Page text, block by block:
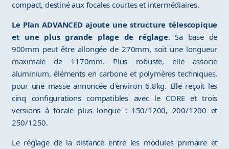
compact, destiné aux focales courtes et intermédiaires.
Le Plan ADVANCED ajoute une structure télescopique
et une plus grande plage de réglage. Sa base de
900mm peut être allongée de 270mm, soit une longueur
maximale de 1170mm. Plus robuste, elle associe
aluminium, éléments en carbone et polymères techniques,
pour une masse annoncée d'environ 6.8kg. Elle reçoit les
cinq configurations compatibles avec le CORE et trois
versions à focale plus longue : 150/1200, 200/1200 et
250/1250.
Le réglage de la distance entre les modules primaire et